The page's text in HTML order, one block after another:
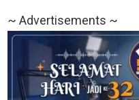
~ Advertisements ~